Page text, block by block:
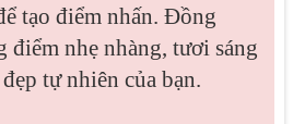
tạo điểm nhấn. Đồng
nhẹ nhàng, tươi sáng
tự nhiên của bạn.